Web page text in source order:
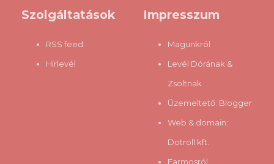
Szolgáltatások
RSS feed
Hírlevél
Impresszum
Magunkról
Levél Dórának &
Zsoltnak
Üzemeltető: Blogger
Web & domain:
Dotroll kft.
Farmosról